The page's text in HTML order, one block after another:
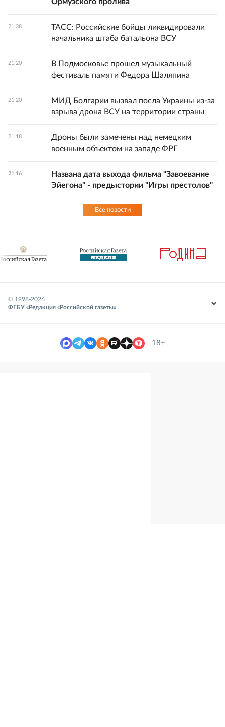
21:38
ТАСС: Российские бойцы ликвидировали
начальника штаба батальона ВСУ
21:20
В Подмосковье прошел музыкальный
фестиваль памяти Федора Шаляпина
21:20
МИД Болгарии вызвал посла Украины из-за
взрыва дрона ВСУ на территории страны
21:18
Дроны были замечены над немецким
военным объектом на западе ФРГ
21:16
Названа дата выхода фильма "Завоевание
Эйегона" - предыстории "Игры престолов"
Все новости
© 1998-2026
ФГБУ «Редакция «Российской газеты»
18+